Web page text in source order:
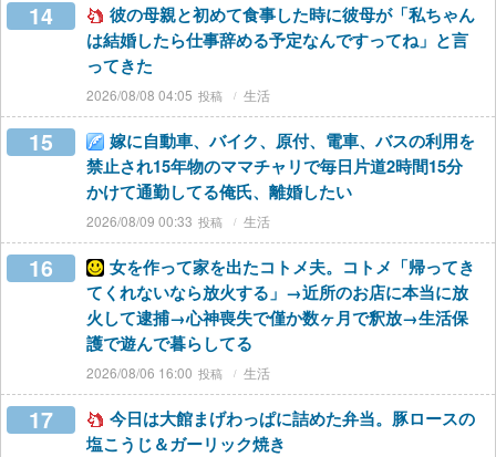
14
彼の母親と初めて食事した時に彼母が「私ちゃん
は結婚したら仕事辞める予定なんですってね」と言
ってきた
2026/08/08 04:05 生活
15
嫁に自動車、バイク、原付、電車、バスの利用を
禁止され15年物のママチャリで毎日片道2時間15分
かけて通勤してる俺氏、離婚したい
2026/08/09 00:33 生活
16
女を作って家を出たコトメ夫。コトメ「帰ってき
てくれないなら放火する」→近所のお店に本当に放
火して逮捕→心神喪失で僅か数ヶ月で釈放→生活保
護で遊んで暮らしてる
2026/08/06 16:00 生活
17
今日は大館まげわっぱに詰めた弁当。豚ロースの
塩こうじ＆ガーリック焼き